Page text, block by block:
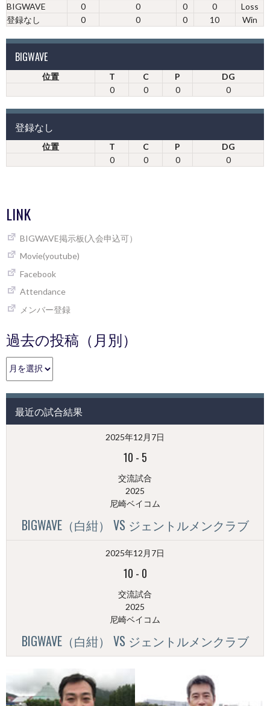
BIGWAVE
0 0 0 0
Loss
登録なし
0 0 0 10 Win
BIGWAVE
位置 T C P
DG
0
0 0 0
登録なし
位置 T C P
DG
0
0 0 0
LINK
BIGWAVE掲示板(入会申込可）
Movie(youtube)
Facebook
Attendance
メンバー登録
過去の投稿（月別）
過
去
投
（月
最近の試合結果
2025年12月7日
10 - 5
交流試合
2025
尼崎ベイコム
BIGWAVE（白紺） VS ジェントルメンクラブ
2025年12月7日
10 - 0
交流試合
2025
尼崎ベイコム
BIGWAVE（白紺） VS ジェントルメンクラブ